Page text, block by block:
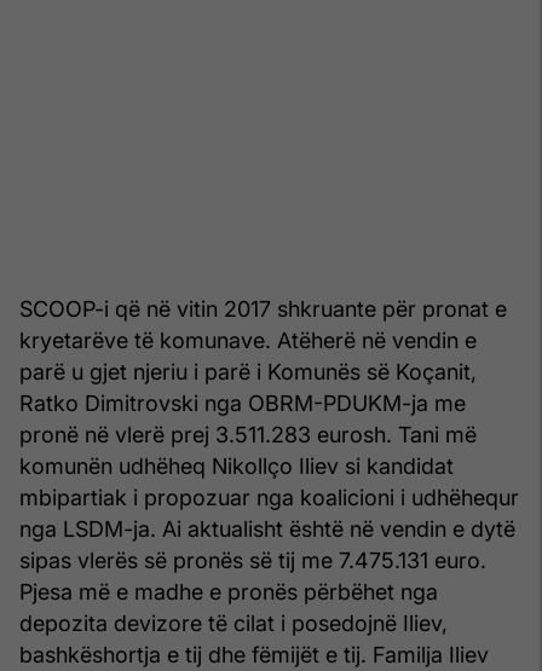
SCOOP-i që në vitin 2017 shkruante për pronat e
kryetarëve të komunave. Atëherë në vendin e
parë u gjet njeriu i parë i Komunës së Koçanit,
Ratko Dimitrovski nga OBRM-PDUKM-ja me
pronë në vlerë prej 3.511.283 eurosh. Tani më
komunën udhëheq Nikollço Iliev si kandidat
mbipartiak i propozuar nga koalicioni i udhëhequr
nga LSDM-ja. Ai aktualisht është në vendin e dytë
sipas vlerës së pronës së tij me 7.475.131 euro.
Pjesa më e madhe e pronës përbëhet nga
depozita devizore të cilat i posedojnë Iliev,
bashkëshortja e tij dhe fëmijët e tij. Familja Iliev